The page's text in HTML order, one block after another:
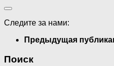
Следите за нами:
Предыдущая
Поиск